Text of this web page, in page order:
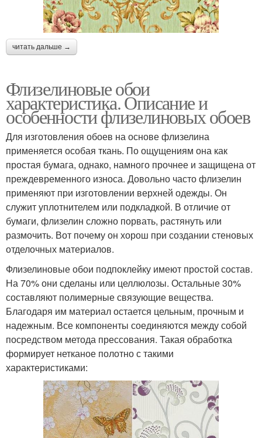
читать дальше →
Флизелиновые обои
характеристика. Описание и
особенности флизелиновых обоев
Для изготовления обоев на основе флизелина
применяется особая ткань. По ощущениям она как
простая бумага, однако, намного прочнее и защищена от
преждевременного износа. Довольно часто флизелин
применяют при изготовлении верхней одежды. Он
служит уплотнителем или подкладкой. В отличие от
бумаги, флизелин сложно порвать, растянуть или
размочить. Вот почему он хорош при создании стеновых
отделочных материалов.
Флизелиновые обои подпоклейку имеют простой состав.
На 70% они сделаны или целлюлозы. Остальные 30%
составляют полимерные связующие вещества.
Благодаря им материал остается цельным, прочным и
надежным. Все компоненты соединяются между собой
посредством метода прессования. Такая обработка
формирует нетканое полотно с такими
характеристиками: